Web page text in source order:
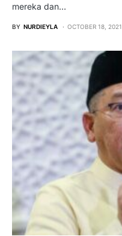
mereka dan…
BY NURDIEYLA OCTOBER 18, 2021